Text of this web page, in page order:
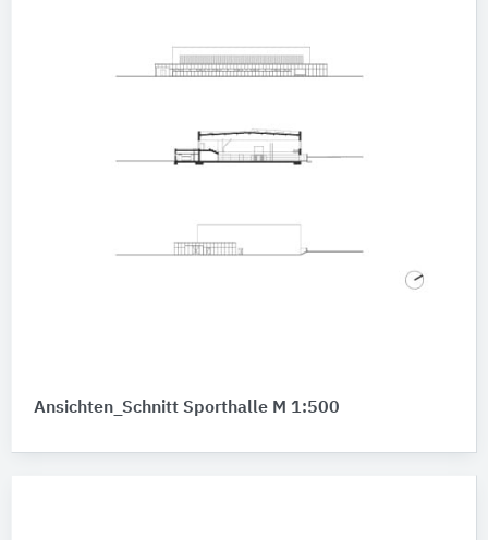
Ansichten_Schnitt Sporthalle M 1:500